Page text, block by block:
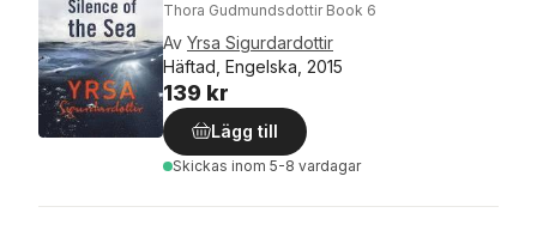
Thora Gudmundsdottir Book 6
Av Yrsa Sigurdardottir
Häftad, Engelska, 2015
139 kr
Lägg till
Skickas inom 5-8 vardagar